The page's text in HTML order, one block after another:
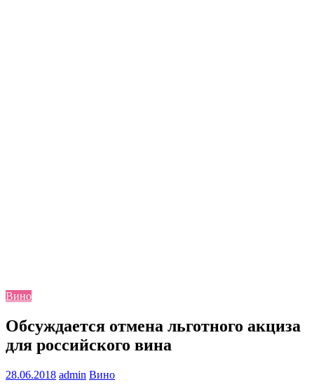
Вино
Обсуждается отмена льготного акциза
для российского вина
28.06.2018 admin Вино